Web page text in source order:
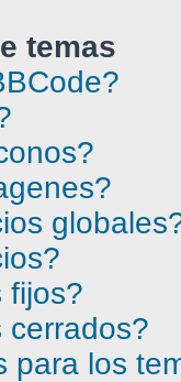
temas
fijos?
cerrados?
para los